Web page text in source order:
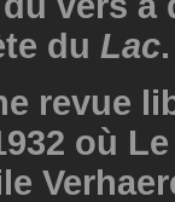
du Lac.
revue
où